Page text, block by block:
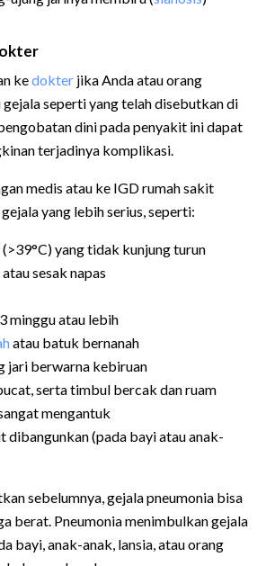
kedokter jika Anda atau orang
seperti yang telah disebutkan di
dini pada penyakit ini dapat
terjadinya komplikasi.
medis atau ke IGD rumah sakit
yang lebih serius, seperti:
39°C) yang tidak kunjung turun
sesak napas
minggu atau lebih
atau batuk bernanah
jari berwarna kebiruan
serta timbul bercak dan ruam
mengantuk
dibangunkan (pada bayi atau anak-
sebelumnya, gejala pneumonia bisa
berat. Pneumonia menimbulkan gejala
bayi, anak-anak, lansia, atau orang